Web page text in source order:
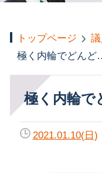
トップページ
極く内
極く内輪
2021.01.10(日)